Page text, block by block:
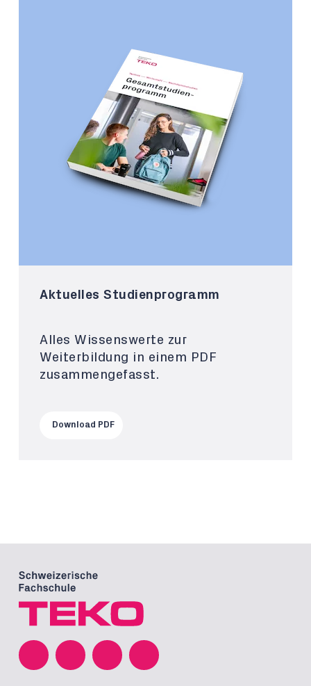
Aktuelles Studienprogramm
Alles Wissenswerte zur
Weiterbildung in einem PDF
zusammengefasst.
Download PDF